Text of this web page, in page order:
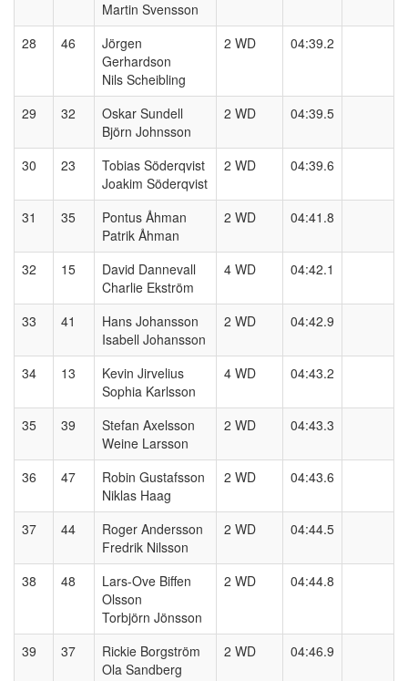
Martin Svensson
28
46
Jörgen
Gerhardson
Nils Scheibling
2 WD 04:39.2
29 32
Oskar Sundell
Björn Johnsson
2 WD 04:39.5
30 23
Tobias Söderqvist
Joakim Söderqvist
2 WD 04:39.6
31 35
Pontus Åhman
Patrik Åhman
2 WD 04:41.8
32 15
David Dannevall
Charlie Ekström
4 WD 04:42.1
33 41
Hans Johansson
Isabell Johansson
2 WD 04:42.9
34 13
Kevin Jirvelius
Sophia Karlsson
4 WD 04:43.2
35 39
Stefan Axelsson
Weine Larsson
2 WD 04:43.3
36 47
Robin Gustafsson
Niklas Haag
2 WD 04:43.6
37 44
Roger Andersson
Fredrik Nilsson
2 WD 04:44.5
38 48
Lars-Ove Biffen
Olsson
Torbjörn Jönsson
2 WD 04:44.8
39 37
Rickie Borgström
Ola Sandberg
2 WD 04:46.9